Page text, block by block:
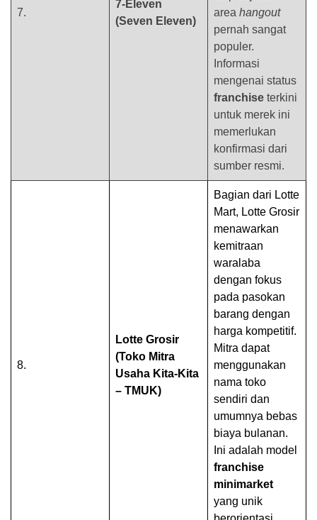
7.
7-Eleven
(Seven Eleven)
area hangout
pernah sangat
populer.
Informasi
mengenai status
franchise terkini
untuk merek ini
memerlukan
konfirmasi dari
sumber resmi.
8.
Lotte Grosir
(Toko Mitra
Usaha Kita-Kita
– TMUK)
Bagian dari Lotte
Mart, Lotte Grosir
menawarkan
kemitraan
waralaba
dengan fokus
pada pasokan
barang dengan
harga kompetitif.
Mitra dapat
menggunakan
nama toko
sendiri dan
umumnya bebas
biaya bulanan.
Ini adalah model
franchise
minimarket
yang unik